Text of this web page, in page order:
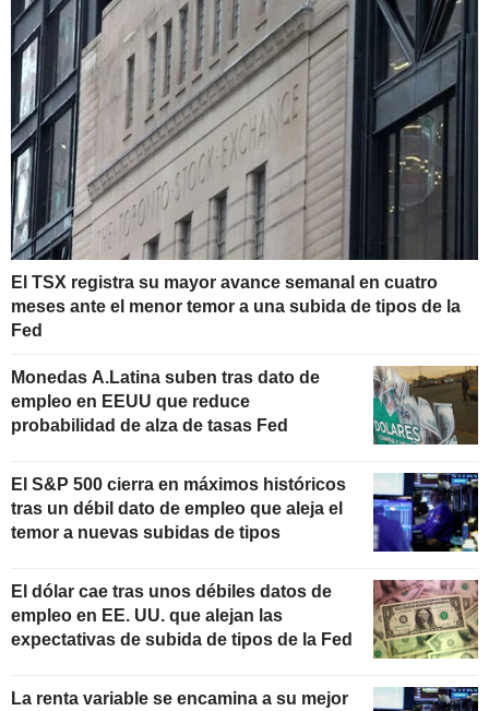
El TSX registra su mayor avance semanal en cuatro
meses ante el menor temor a una subida de tipos de la
Fed
Monedas A.Latina suben tras dato de
empleo en EEUU que reduce
probabilidad de alza de tasas Fed
El S&P 500 cierra en máximos históricos
tras un débil dato de empleo que aleja el
temor a nuevas subidas de tipos
El dólar cae tras unos débiles datos de
empleo en EE. UU. que alejan las
expectativas de subida de tipos de la Fed
La renta variable se encamina a su mejor